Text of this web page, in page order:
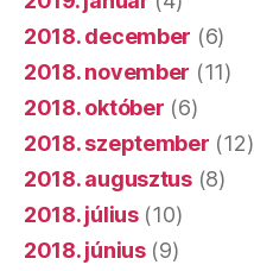
2018. december (6)
2018. november (11)
2018. október (6)
2018. szeptember (12)
2018. augusztus(8)
2018. július(10)
2018. június(9)